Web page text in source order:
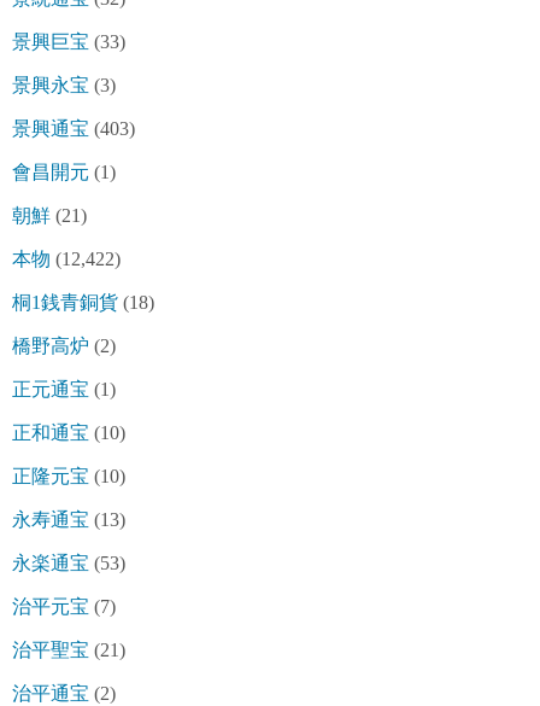
景興巨宝 (33)
景興永宝 (3)
景興通宝 (403)
會昌開元 (1)
朝鮮 (21)
本物 (12,422)
桐1銭青銅貨 (18)
橋野高炉 (2)
正元通宝 (1)
正和通宝 (10)
正隆元宝 (10)
永寿通宝 (13)
永楽通宝 (53)
治平元宝 (7)
治平聖宝 (21)
治平通宝 (2)